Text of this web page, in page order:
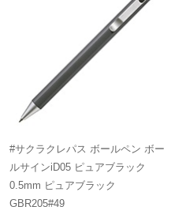
#サクラクレパス ボールペン ボー
ルサインiD05 ピュアブラック
0.5mm ピュアブラック
GBR205#49